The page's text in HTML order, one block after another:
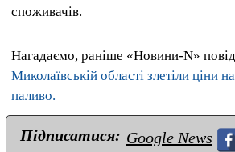
споживачів.
Нагадаємо, раніше «Новини-N»
Миколаївській області злетіли ціни
паливо.
Підписатися: Google News